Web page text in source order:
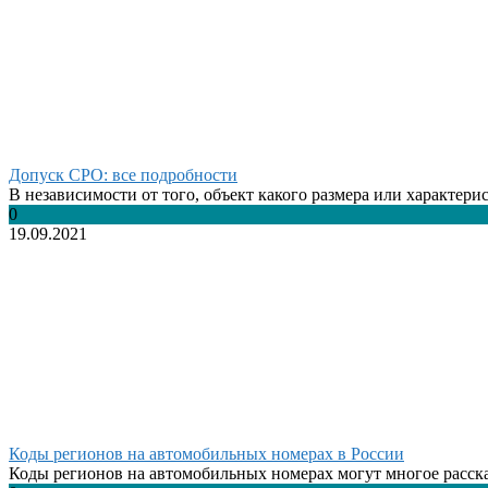
Допуск СРО: все подробности
В независимости от того, объект какого размера или
0
19.09.2021
Коды регионов на автомобильных номерах в России
Коды регионов на автомобильных номерах могут многое